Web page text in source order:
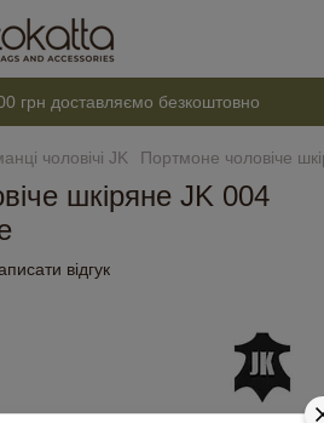
грн доставляємо безкоштовно
чоловічі JK Портмоне чоловіче
шкіряне JK 004
відгук